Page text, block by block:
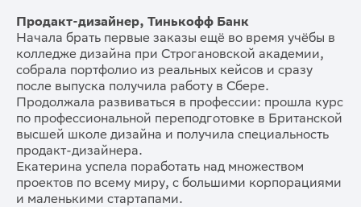
Продакт-дизайнер, Тинькофф Банк
Начала брать первые заказы ещё во время учёбы в
колледже дизайна при Строгановской академии,
собрала портфолио из реальных кейсов и сразу
после выпуска получила работу в Сбере.
Продолжала развиваться в профессии: прошла курс
по профессиональной переподготовке в Британской
высшей школе дизайна и получила специальность
продакт-дизайнера.
Екатерина успела поработать над множеством
проектов по всему миру, с большими корпорациями
и маленькими стартапами.